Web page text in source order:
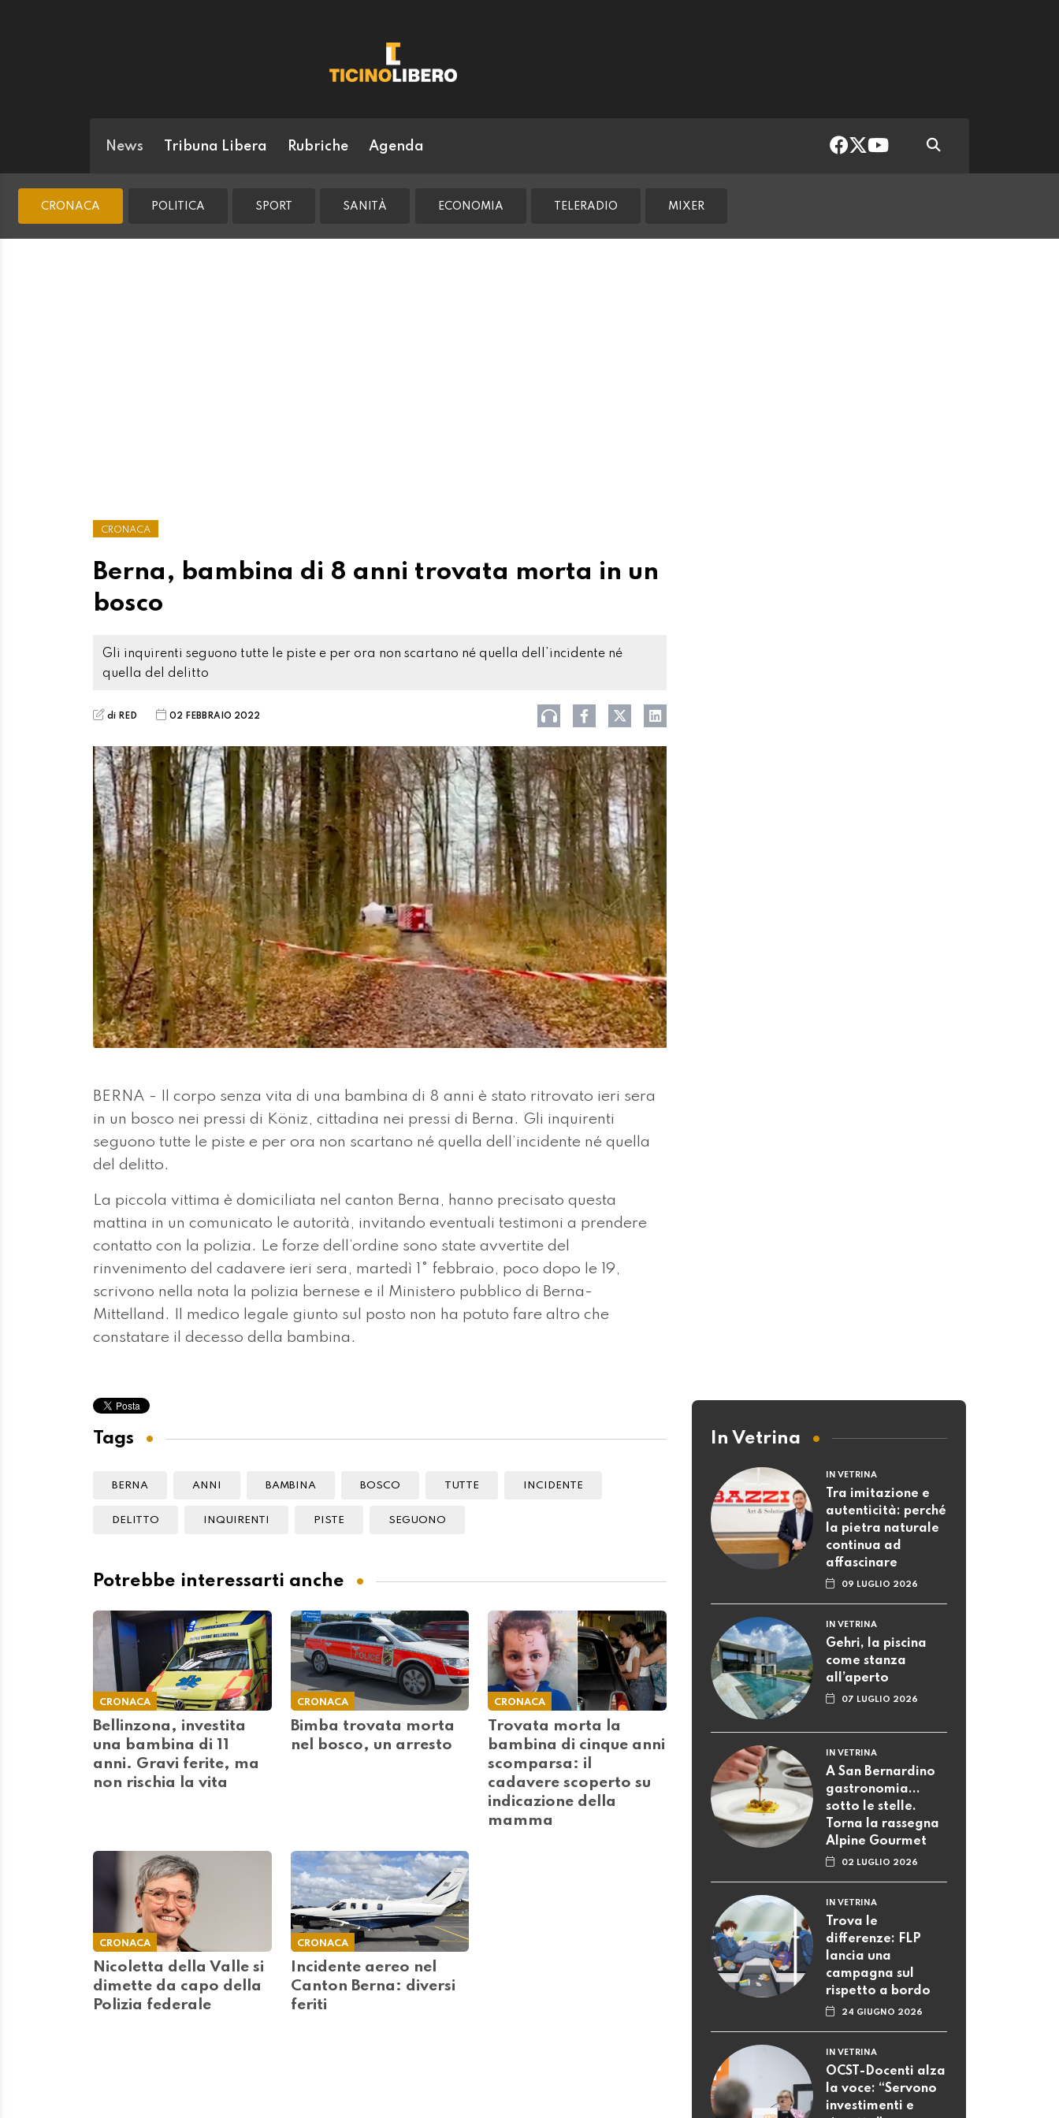
News Tribuna Libera Rubriche Agenda
CRONACA POLITICA SPORT SANITÀ ECONOMIA TELERADIO MIXER
CRONACA
Berna, bambina di 8 anni trovata morta in un
bosco
Gli inquirenti seguono tutte le piste e per ora non scartano né quella dell’incidente né
quella del delitto
di RED 02 FEBBRAIO 2022
BERNA - Il corpo senza vita di una bambina di 8 anni è stato ritrovato ieri sera
in un bosco nei pressi di Köniz, cittadina nei pressi di Berna. Gli inquirenti
seguono tutte le piste e per ora non scartano né quella dell’incidente né quella
del delitto.
La piccola vittima è domiciliata nel canton Berna, hanno precisato questa
mattina in un comunicato le autorità, invitando eventuali testimoni a prendere
contatto con la polizia. Le forze dell’ordine sono state avvertite del
rinvenimento del cadavere ieri sera, martedì 1° febbraio, poco dopo le 19,
scrivono nella nota la polizia bernese e il Ministero pubblico di Berna-
Mittelland. Il medico legale giunto sul posto non ha potuto fare altro che
constatare il decesso della bambina.
Tags
BERNA ANNI BAMBINA BOSCO TUTTE INCIDENTE
DELITTO INQUIRENTI PISTE SEGUONO
Potrebbe interessarti anche
CRONACA
Bellinzona, investita
una bambina di 11
anni. Gravi ferite, ma
non rischia la vita
CRONACA
Bimba trovata morta
nel bosco, un arresto
CRONACA
Trovata morta la
bambina di cinque anni
scomparsa: il
cadavere scoperto su
indicazione della
mamma
CRONACA
Nicoletta della Valle si
dimette da capo della
Polizia federale
CRONACA
Incidente aereo nel
Canton Berna: diversi
feriti
In Vetrina
IN VETRINA
Tra imitazione e
autenticità: perché
la pietra naturale
continua ad
affascinare
09 LUGLIO 2026
IN VETRINA
Gehri, la piscina
come stanza
all’aperto
07 LUGLIO 2026
IN VETRINA
A San Bernardino
gastronomia...
sotto le stelle.
Torna la rassegna
Alpine Gourmet
02 LUGLIO 2026
IN VETRINA
Trova le
differenze: FLP
lancia una
campagna sul
rispetto a bordo
24 GIUGNO 2026
IN VETRINA
OCST-Docenti alza
la voce: “Servono
investimenti e